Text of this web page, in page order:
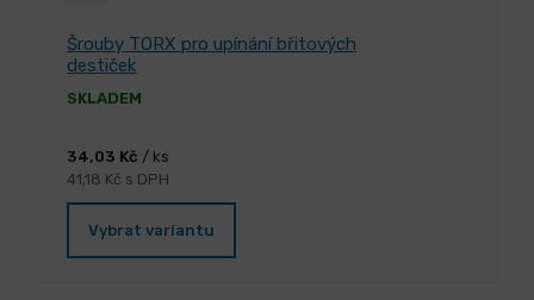
Šrouby TORX pro upínání břitových
destiček
SKLADEM
34,03 Kč / ks
41,18 Kč s DPH
Vybrat variantu